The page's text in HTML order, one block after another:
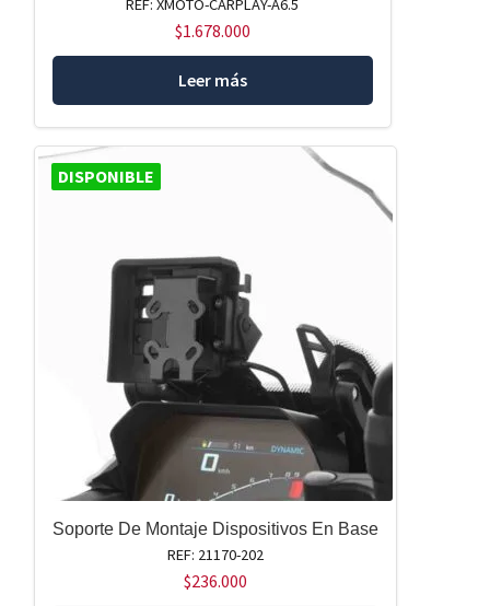
REF: XMOTO-CARPLAY-A6.5
$1.678.000
Leer más
DISPONIBLE
Soporte De Montaje Dispositivos En Base
REF: 21170-202
$236.000